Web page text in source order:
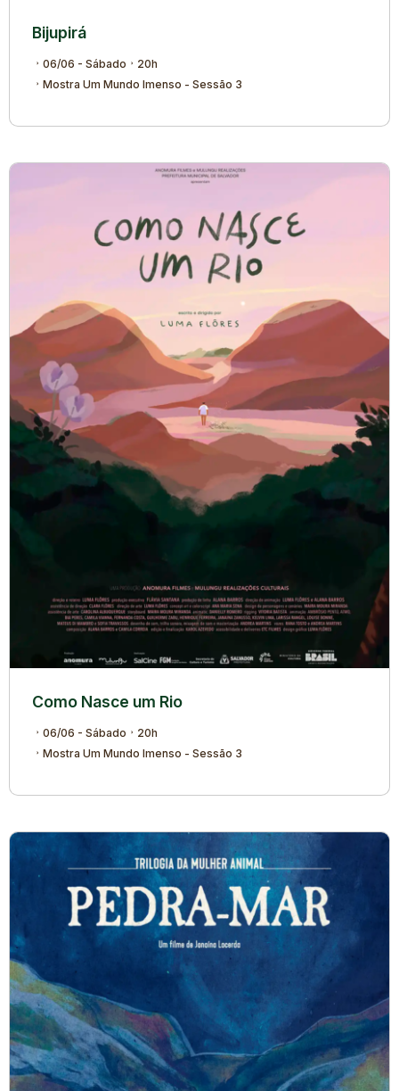
Bijupirá
06/06 - Sábado
20h
Mostra Um Mundo Imenso - Sessão 3
Como Nasce um Rio
06/06 - Sábado
20h
Mostra Um Mundo Imenso - Sessão 3